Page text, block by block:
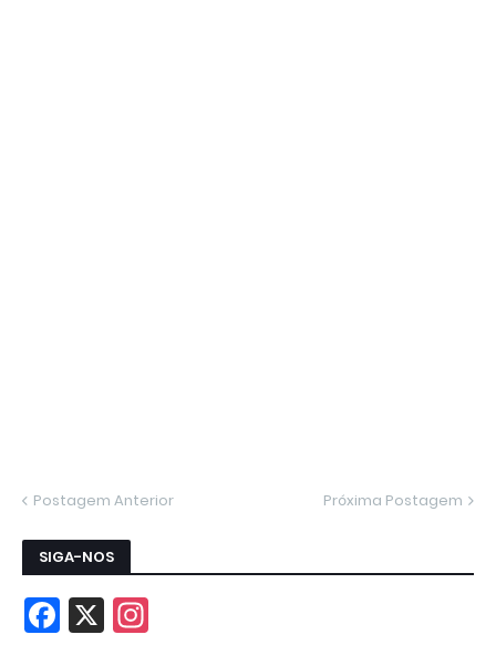
Postagem Anterior Próxima Postagem
SIGA-NOS